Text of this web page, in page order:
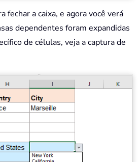
fechar a caixa, e agora você verá
dependentes foram expandidas
de células, veja a captura de